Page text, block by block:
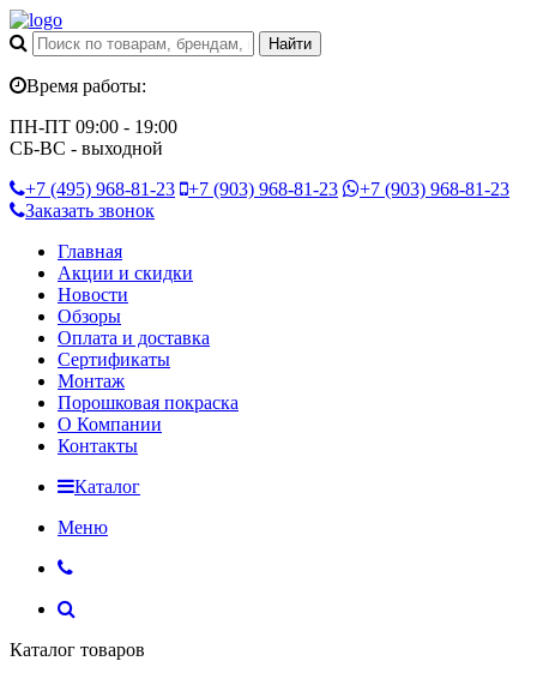
Время работы:
ПН-ПТ 09:00 - 19:00
СБ-ВС - выходной
+7 (495) 968-81-23 +7 (903) 968-81-23 +7 (903) 968-81-23
Заказать звонок
Главная
Акции и скидки
Новости
Обзоры
Оплата и доставка
Сертификаты
Монтаж
Порошковая покраска
О Компании
Контакты
Каталог
Меню
Каталог товаров